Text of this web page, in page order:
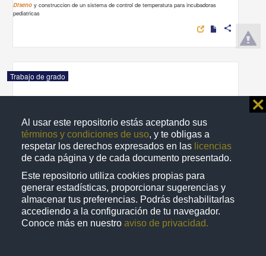
Al usar este repositorio estás aceptando sus
términos y condiciones de uso, y te obligas a
respetar los derechos expresados en las licencias
de cada página y de cada documento presentado.
Este repositorio utiliza cookies propias para
generar estadísticas, proporcionar sugerencias y
almacenar tus preferencias. Podrás deshabilitarlas
accediendo a la configuración de tu navegador.
Conoce más en nuestro aviso de privacidad.
⨯
Diseno y construccion de un sistema de control de temperatura para incubadoras
pediatricas
share
Trabajo de grado